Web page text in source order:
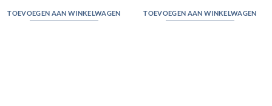
TOEVOEGEN AAN WINKELWAGEN TOEVOEGEN AAN WINKELWAGEN